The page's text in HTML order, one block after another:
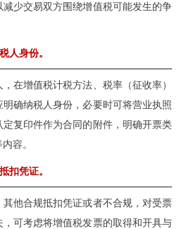
少交易双方围绕增值税可能发生的争
人身份。
在增值税计税方法、税率（征收率）
明确纳税人身份，必要时可将营业执照
复印件作为合同的附件，明确开票类
容。
扣凭证。
他合规抵扣凭证或者不合规，对受票
可考虑将增值税发票的取得和开具与